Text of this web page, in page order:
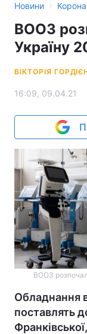
Новини ›
ВООЗ
Україну
ВІКТОРІЯ
16:09, 09.04.21
ВООЗ
Обладнання
поставлять